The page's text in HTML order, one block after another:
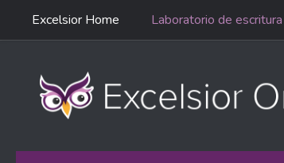
Ir al contenido
navegación
Excelsior Home Laboratorio de escritura